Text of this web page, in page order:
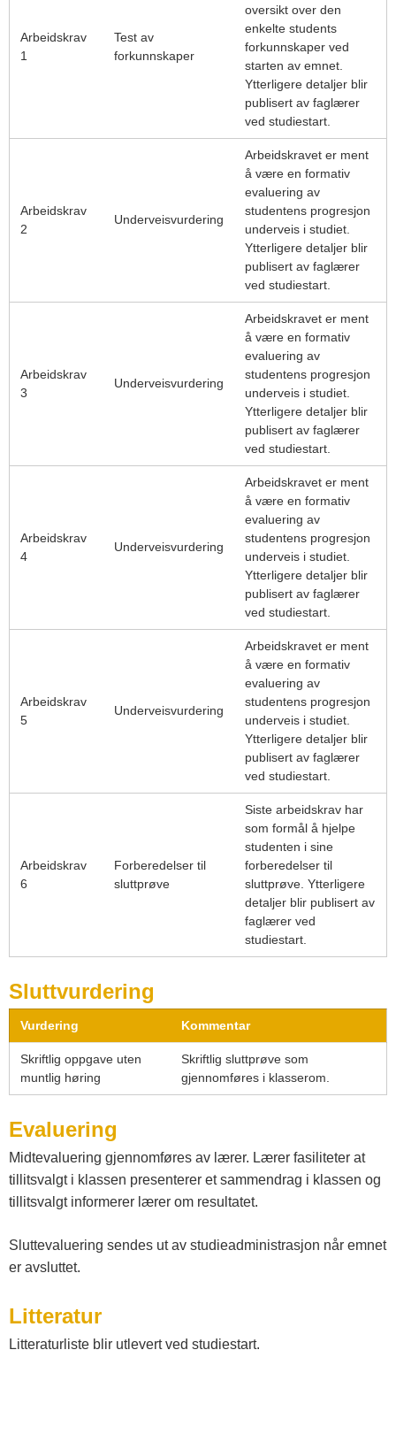
Arbeidskrav
1
Test av
forkunnskaper
oversikt over den
enkelte students
forkunnskaper ved
starten av emnet.
Ytterligere detaljer blir
publisert av faglærer
ved studiestart.
Arbeidskrav
2
Underveisvurdering
Arbeidskravet er ment
å være en formativ
evaluering av
studentens progresjon
underveis i studiet.
Ytterligere detaljer blir
publisert av faglærer
ved studiestart.
Arbeidskrav
3
Underveisvurdering
Arbeidskravet er ment
å være en formativ
evaluering av
studentens progresjon
underveis i studiet.
Ytterligere detaljer blir
publisert av faglærer
ved studiestart.
Arbeidskrav
4
Underveisvurdering
Arbeidskravet er ment
å være en formativ
evaluering av
studentens progresjon
underveis i studiet.
Ytterligere detaljer blir
publisert av faglærer
ved studiestart.
Arbeidskrav
5
Underveisvurdering
Arbeidskravet er ment
å være en formativ
evaluering av
studentens progresjon
underveis i studiet.
Ytterligere detaljer blir
publisert av faglærer
ved studiestart.
Arbeidskrav
6
Forberedelser til
sluttprøve
Siste arbeidskrav har
som formål å hjelpe
studenten i sine
forberedelser til
sluttprøve. Ytterligere
detaljer blir publisert av
faglærer ved
studiestart.
Sluttvurdering
Vurdering Kommentar
Skriftlig oppgave uten
muntlig høring
Skriftlig sluttprøve som
gjennomføres i klasserom.
Evaluering
Midtevaluering gjennomføres av lærer. Lærer fasiliteter at
tillitsvalgt i klassen presenterer et sammendrag i klassen og
tillitsvalgt informerer lærer om resultatet.
Sluttevaluering sendes ut av studieadministrasjon når emnet
er avsluttet.
Litteratur
Litteraturliste blir utlevert ved studiestart.